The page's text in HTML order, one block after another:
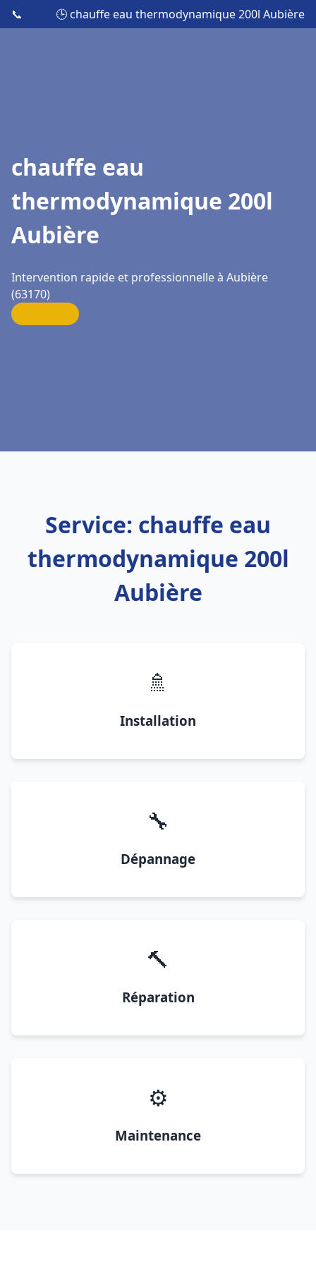
📞 🕒 chauffe eau thermodynamique 200l Aubière
chauffe eau
thermodynamique 200l
Aubière
Intervention rapide et professionnelle à Aubière
(63170)
Service: chauffe eau
thermodynamique 200l
Aubière
🚿
Installation
🔧
Dépannage
🔨
Réparation
⚙️
Maintenance